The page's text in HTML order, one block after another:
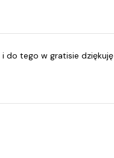
i do tego w gratisie dziękuję